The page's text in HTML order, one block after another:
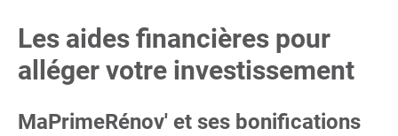
Les aides financières pour
alléger votre investissement
MaPrimeRénov' et ses bonifications